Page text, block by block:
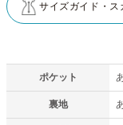
サイズガイド・ス
ポケット
裏地